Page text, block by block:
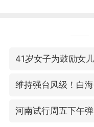
维